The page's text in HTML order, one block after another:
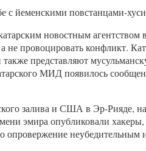
йеменскими повстанцами-
новостным
не провоцировать
также представляют
МИД появилось
залива и США в Эр-Рияде,
эмира опубликовали